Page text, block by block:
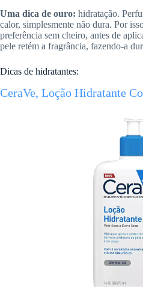
Uma dica de ouro: hidratação.
calor, simplesmente não dura. Por
preferência sem cheiro, antes de
pele retém a fragrância, fazendo-a
Dicas de hidratantes:
CeraVe, Loção Hidratante